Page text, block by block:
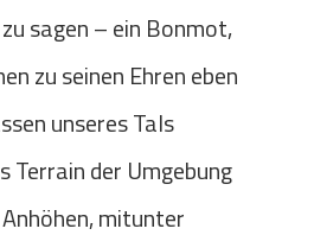
sagen – ein Bonmot,
zu seinen Ehren eben
unseres Tals
Terrain der Umgebung
mitunter